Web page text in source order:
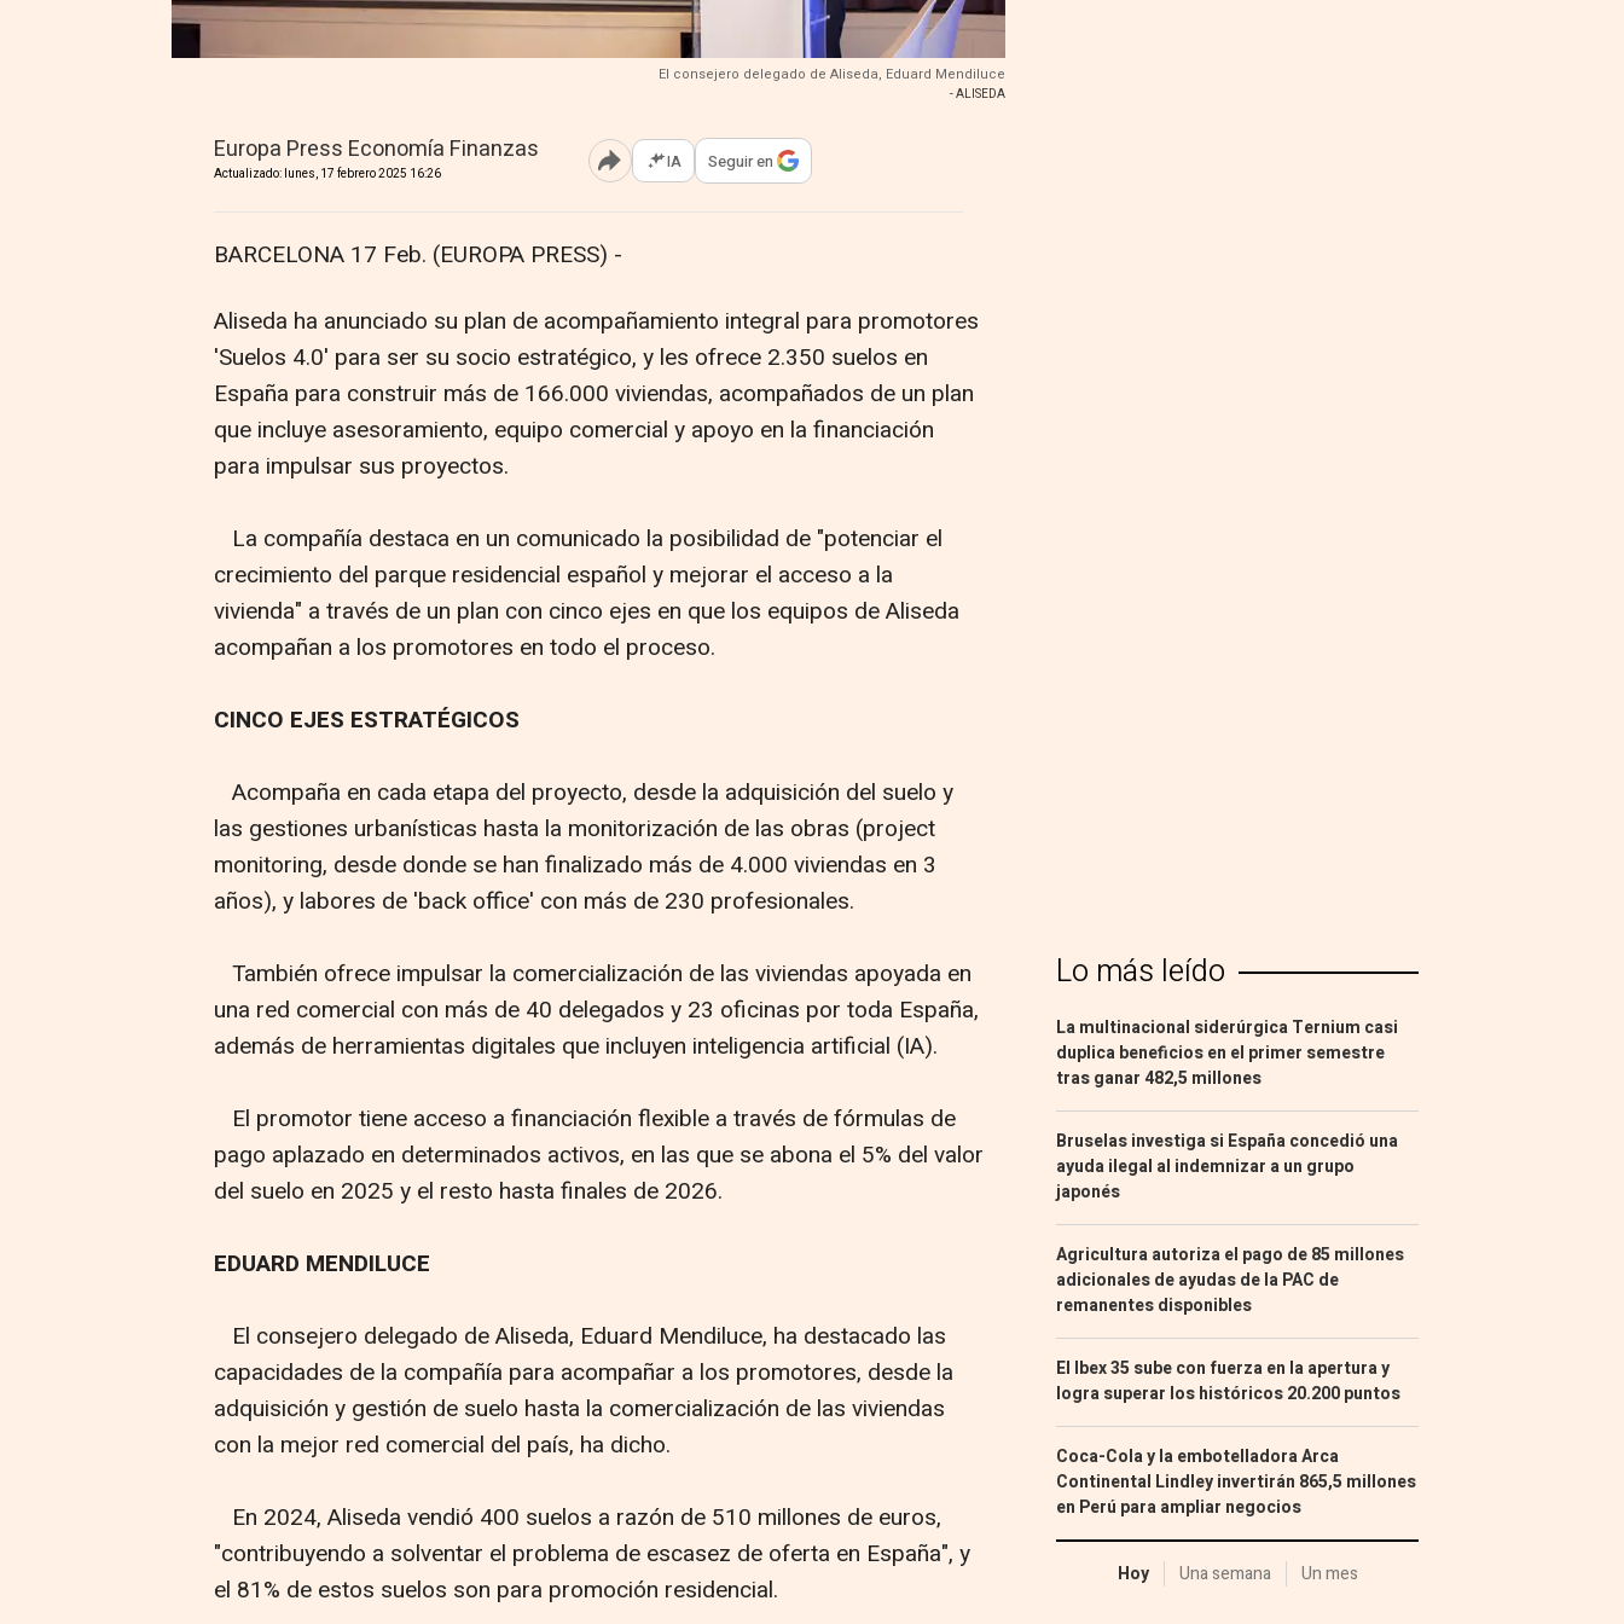
El consejero delegado de Aliseda, Eduard Mendiluce
- ALISEDA
Europa Press Economía Finanzas
Actualizado: lunes, 17 febrero 2025 16:26 Abrir opciones para compartir
IA Seguir en
BARCELONA 17 Feb. (EUROPA PRESS) -
Aliseda ha anunciado su plan de acompañamiento integral para promotores
'Suelos 4.0' para ser su socio estratégico, y les ofrece 2.350 suelos en
España para construir más de 166.000 viviendas, acompañados de un plan
que incluye asesoramiento, equipo comercial y apoyo en la financiación
para impulsar sus proyectos.
La compañía destaca en un comunicado la posibilidad de "potenciar el
crecimiento del parque residencial español y mejorar el acceso a la
vivienda" a través de un plan con cinco ejes en que los equipos de Aliseda
acompañan a los promotores en todo el proceso.
CINCO EJES ESTRATÉGICOS
Acompaña en cada etapa del proyecto, desde la adquisición del suelo y
las gestiones urbanísticas hasta la monitorización de las obras (project
monitoring, desde donde se han finalizado más de 4.000 viviendas en 3
años), y labores de 'back office' con más de 230 profesionales.
También ofrece impulsar la comercialización de las viviendas apoyada en
una red comercial con más de 40 delegados y 23 oficinas por toda España,
además de herramientas digitales que incluyen inteligencia artificial (IA).
El promotor tiene acceso a financiación flexible a través de fórmulas de
pago aplazado en determinados activos, en las que se abona el 5% del valor
del suelo en 2025 y el resto hasta finales de 2026.
EDUARD MENDILUCE
El consejero delegado de Aliseda, Eduard Mendiluce, ha destacado las
capacidades de la compañía para acompañar a los promotores, desde la
adquisición y gestión de suelo hasta la comercialización de las viviendas
con la mejor red comercial del país, ha dicho.
En 2024, Aliseda vendió 400 suelos a razón de 510 millones de euros,
"contribuyendo a solventar el problema de escasez de oferta en España", y
el 81% de estos suelos son para promoción residencial.
Lo más leído
La multinacional siderúrgica Ternium casi
duplica beneficios en el primer semestre
tras ganar 482,5 millones
Bruselas investiga si España concedió una
ayuda ilegal al indemnizar a un grupo
japonés
Agricultura autoriza el pago de 85 millones
adicionales de ayudas de la PAC de
remanentes disponibles
El Ibex 35 sube con fuerza en la apertura y
logra superar los históricos 20.200 puntos
Coca-Cola y la embotelladora Arca
Continental Lindley invertirán 865,5 millones
en Perú para ampliar negocios
Hoy Una semana Un mes